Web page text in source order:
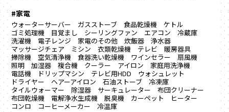
#家電
ウォーターサーバー ガスストーブ 食品乾燥機
ケトル
ゴミ処理機
目覚まし シーリングファン エアコン
冷蔵庫
洗濯機
電子レンジ 家電のその他 炊飯器
浄水器
マッサージチェア
ミシン 衣類乾燥機 テレビ
暖房器具
掃除機
空気清浄機 食器洗い乾燥機 ワインセラー
扇風機
照明
加湿器 複合機 クーラー アイロン
家庭用洗浄機
電話機
ドリップマシン テレビ用HDD
ウォシュレット
ドライヤー
ヘアーアイロン 石油ストーブ
冷凍庫
タイルウォーマー
除湿器 サーキュレーター
布団クリーナー
布団乾燥機
電解浄水生成機 脱臭機 カーペット
ヒーター
コンロ
コーヒーメーカー 冷温庫